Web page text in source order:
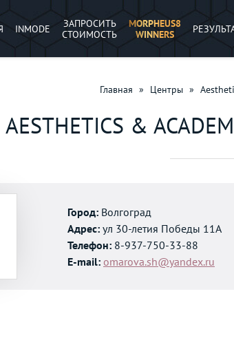
INMODE
ЗАПРОСИТЬ
СТОИМОСТЬ
MORPHEUS8
WINNERS
Главная » Центры »
AESTHETICS &
Город: Волгоград
Адрес: ул 30-летия Победы 11А
Телефон: 8-937-750-33-88
E-mail: omarova.sh@yandex.ru